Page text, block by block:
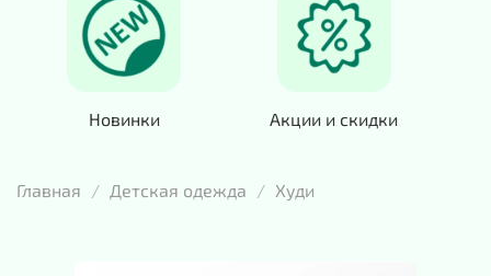
Новинки Акции и скидки
Главная Детская одежда Худи